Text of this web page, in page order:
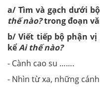
a/ Tìm và gạch dưới
thế nào?trong đoạn
b/ Viết tiếp bộ phận vị
kểAi thế nào?
- Cành cao su …….
- Nhìn từ xa, những